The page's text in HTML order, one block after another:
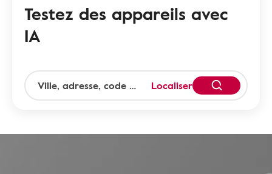
Testez des appareils avec
IA
Localiser